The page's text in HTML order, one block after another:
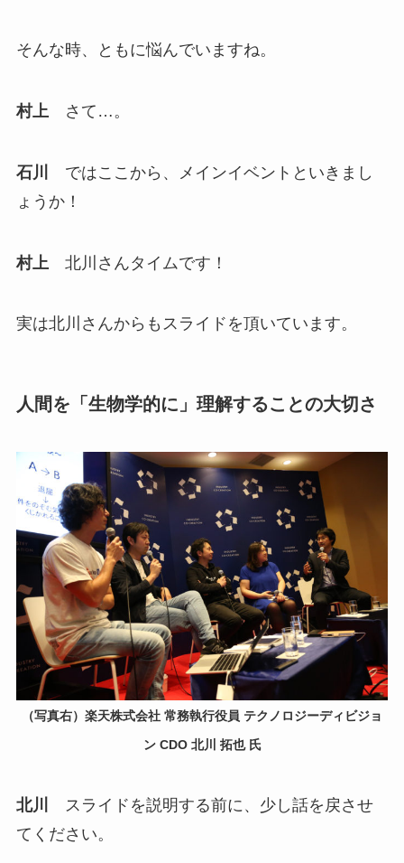
そんな時、ともに悩んでいますね。
村上 さて…。
石川
ではここから、メインイベントといきまし
ょうか！
村上 北川さんタイムです！
実は北川さんからもスライドを頂いています。
人間を「生物学的に」理解することの大切さ
（写真右）楽天株式会社 常務執行役員 テクノロジーディビジョ
ン CDO 北川 拓也 氏
北川
スライドを説明する前に、少し話を戻させ
てください。